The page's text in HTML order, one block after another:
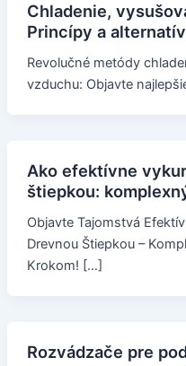
Chladenie,
Princípy a
Revolučné metódy
vzduchu: Objavte
Ako efektívne
štiepkou:
Objavte Tajomstvá
Drevnou Štiepkou –
Krokom! […]
Rozvádzače pre